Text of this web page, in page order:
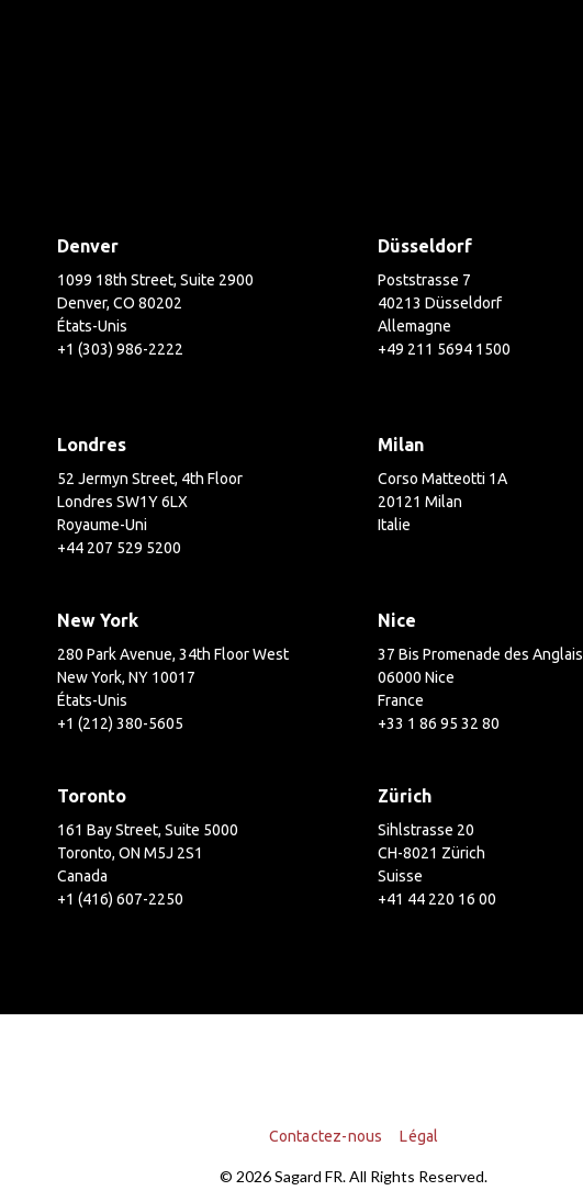
Denver
1099 18th Street, Suite 2900
Denver, CO 80202
États-Unis
+1 (303) 986-2222
Düsseldorf
Poststrasse 7
40213 Düsseldorf
Allemagne
+49 211 5694 1500
Londres
52 Jermyn Street, 4th Floor
Londres SW1Y 6LX
Royaume-Uni
+44 207 529 5200
Milan
Corso Matteotti 1A
20121 Milan
Italie
New York
280 Park Avenue, 34th Floor West
New York, NY 10017
États-Unis
+1 (212) 380-5605
Nice
37 Bis Promenade des Anglais
06000 Nice
France
+33 1 86 95 32 80
Toronto
161 Bay Street, Suite 5000
Toronto, ON M5J 2S1
Canada
+1 (416) 607-2250
Zürich
Sihlstrasse 20
CH-8021 Zürich
Suisse
+41 44 220 16 00
Contactez-nous Légal
© 2026 Sagard FR. All Rights Reserved.